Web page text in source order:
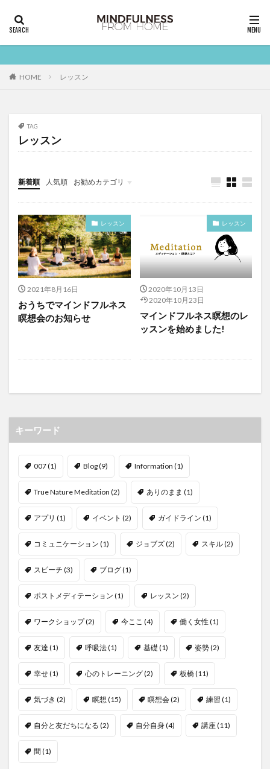
HOME レッスン
TAG
レッスン
新着順 人気順 お勧めカテゴリ
レッスン
レッスン
2021年8月16日
おうちでマインドフルネス
瞑想会のお知らせ
レッスン
2020年10月13日
2020年10月23日
マインドフルネス瞑想のレ
ッスンを始めました!
キーワード
007(1) Blog(9) Information (1)
True Nature Meditation (2) ありのまま (1)
アプリ (1) イベント (2) ガイドライン (1)
コミュニケーション (1) ジョブズ(2) スキル(2)
スピーチ (3) ブログ(1)
ポストメディテーション (1) レッスン (2)
ワークショップ(2) 今ここ (4) 働く女性(1)
友達 (1) 呼吸法(1) 基礎 (1) 姿勢(2)
幸せ(1) 心のトレーニング(2) 板橋(11)
気づき (2) 瞑想 (15) 瞑想会(2) 練習 (1)
自分と友だちになる (2) 自分自身(4) 講座(11)
間 (1)